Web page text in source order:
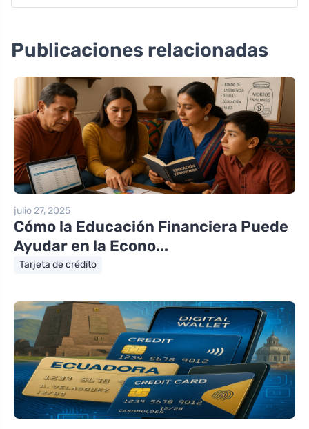
Publicaciones relacionadas
julio 27, 2025
Cómo la Educación Financiera Puede
Ayudar en la Econo...
Tarjeta de crédito